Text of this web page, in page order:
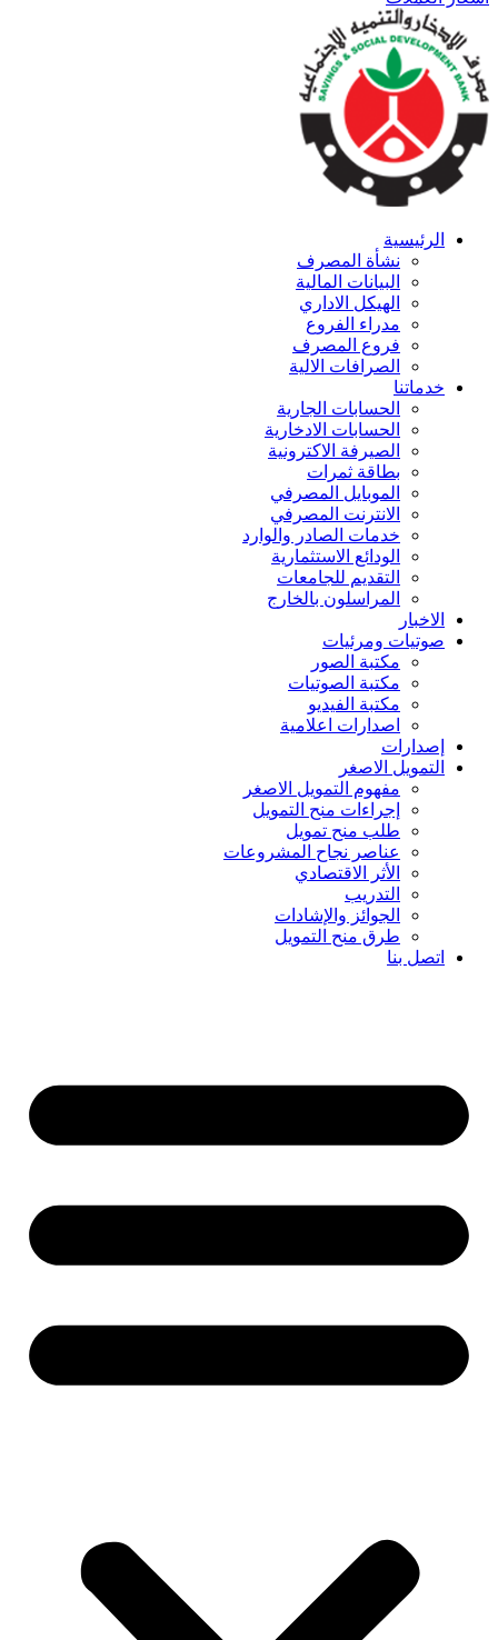
الرئيسية
نشأة المصرف
البيانات المالية
الهيكل الاداري
مدراء الفروع
فروع المصرف
الصرافات الالية
خدماتنا
الحسابات الجارية
الحسابات الادخارية
الصيرفة الاكترونية
بطاقة ثمرات
الموبايل المصرفي
الانترنت المصرفي
خدمات الصادر والوارد
الودائع الاستثمارية
التقديم للجامعات
المراسلون بالخارج
الاخبار
صوتيات ومرئيات
مكتبة الصور
مكتبة الصوتيات
مكتبة الفيديو
اصدارات اعلامية
إصدارات
التمويل الاصغر
مفهوم التمويل الاصغر
إجراءات منح التمويل
طلب منح تمويل
عناصر نجاح المشروعات
الأثر الاقتصادي
التدريب
الجوائز والإشادات
طرق منح التمويل
اتصل بنا